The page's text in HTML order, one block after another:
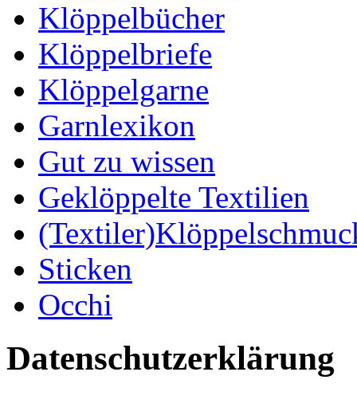
Klöppelbücher
Klöppelbriefe
Klöppelgarne
Garnlexikon
Gut zu wissen
Geklöppelte Textilien
Sticken
Occhi
Datenschutzerklärung